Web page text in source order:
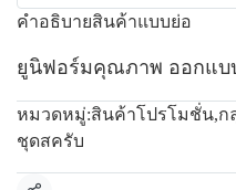
คำอธิบายสินค้าแบบย่อ
ยูนิฟอร์มคุณภาพ ออกแบ
หมวดหมู่:สินค้าโปรโมชั่น,ก
ชุดสครับ